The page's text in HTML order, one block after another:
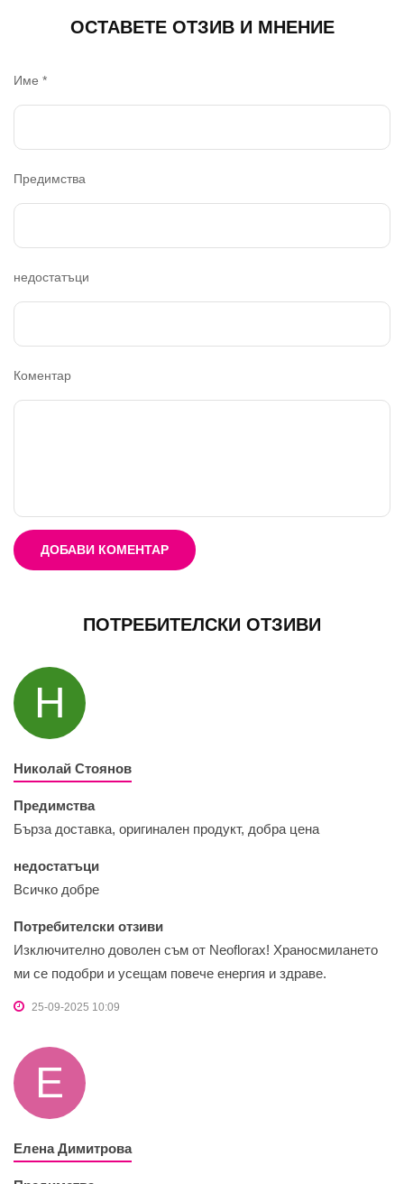
ОСТАВЕТЕ ОТЗИВ И МНЕНИЕ
Име *
Предимства
недостатъци
Коментар
ДОБАВИ КОМЕНТАР
ПОТРЕБИТЕЛСКИ ОТЗИВИ
Н
Николай Стоянов
Предимства
Бърза доставка, оригинален продукт, добра цена
недостатъци
Всичко добре
Потребителски отзиви
Изключително доволен съм от Neoflorax! Храносмилането
ми се подобри и усещам повече енергия и здраве.
25-09-2025 10:09
Е
Елена Димитрова